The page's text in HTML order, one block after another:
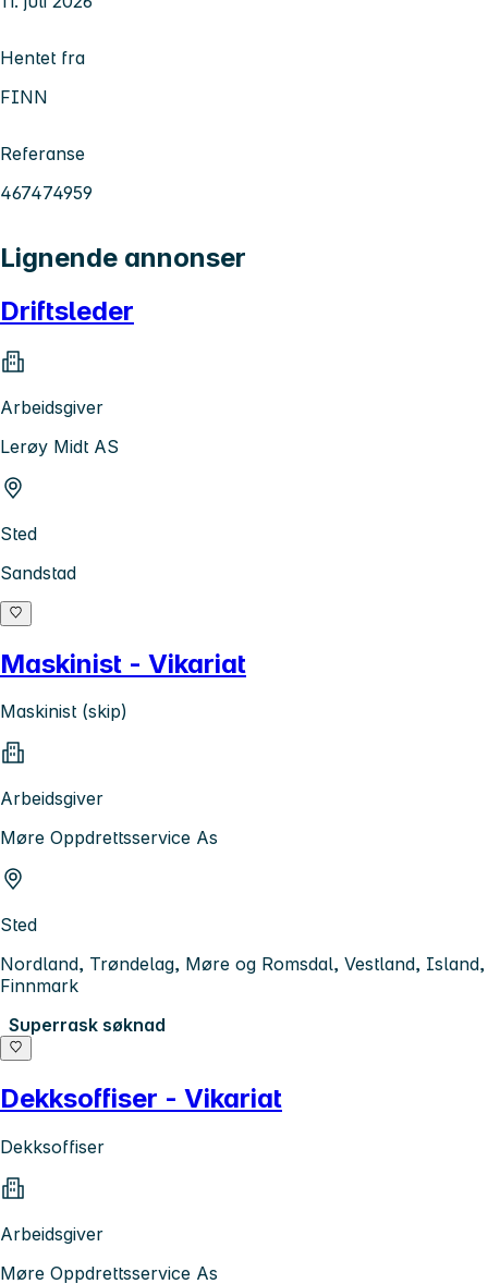
Hentet fra
FINN
Referanse
467474959
Lignende annonser
Driftsleder
Arbeidsgiver
Lerøy Midt AS
Sted
Sandstad
Maskinist - Vikariat
Maskinist (skip)
Arbeidsgiver
Møre Oppdrettsservice As
Sted
Nordland, Trøndelag, Møre og Romsdal, Vestland, Island,
Finnmark
Superrask søknad
Dekksoffiser - Vikariat
Dekksoffiser
Arbeidsgiver
Møre Oppdrettsservice As